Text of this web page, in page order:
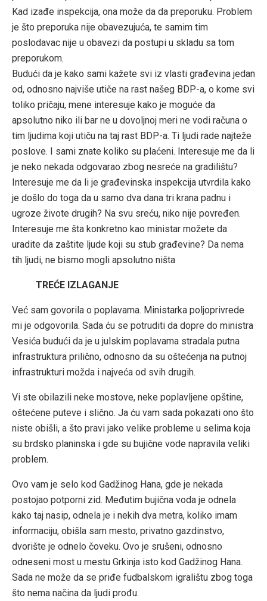
Kad izađe inspekcija, ona može da da preporuku. Problem
je što preporuka nije obavezujuća, te samim tim
poslodavac nije u obavezi da postupi u skladu sa tom
preporukom.
Budući da je kako sami kažete svi iz vlasti građevina jedan
od, odnosno najviše utiče na rast našeg BDP-a, o kome svi
toliko pričaju, mene interesuje kako je moguće da
apsolutno niko ili bar ne u dovoljnoj meri ne vodi računa o
tim ljudima koji utiču na taj rast BDP-a. Ti ljudi rade najteže
poslove. I sami znate koliko su plaćeni. Interesuje me da li
je neko nekada odgovarao zbog nesreće na gradilištu?
Interesuje me da li je građevinska inspekcija utvrdila kako
je došlo do toga da u samo dva dana tri krana padnu i
ugroze živote drugih? Na svu sreću, niko nije povređen.
Interesuje me šta konkretno kao ministar možete da
uradite da zaštite ljude koji su stub građevine? Da nema
tih ljudi, ne bismo mogli apsolutno ništa
TREĆE IZLAGANJE
Već sam govorila o poplavama. Ministarka poljoprivrede
mi je odgovorila. Sada ću se potruditi da dopre do ministra
Vesića budući da je u julskim poplavama stradala putna
infrastruktura prilično, odnosno da su oštećenja na putnoj
infrastrukturi možda i najveća od svih drugih.
Vi ste obilazili neke mostove, neke poplavljene opštine,
oštećene puteve i slično. Ja ću vam sada pokazati ono što
niste obišli, a što pravi jako velike probleme u selima koja
su brdsko planinska i gde su bujične vode napravila veliki
problem.
Ovo vam je selo kod Gadžinog Hana, gde je nekada
postojao potporni zid. Međutim bujična voda je odnela
kako taj nasip, odnela je i nekih dva metra, koliko imam
informaciju, obišla sam mesto, privatno gazdinstvo,
dvorište je odnelo čoveku. Ovo je srušeni, odnosno
odneseni most u mestu Grkinja isto kod Gadžinog Hana.
Sada ne može da se priđe fudbalskom igralištu zbog toga
što nema načina da ljudi prođu.